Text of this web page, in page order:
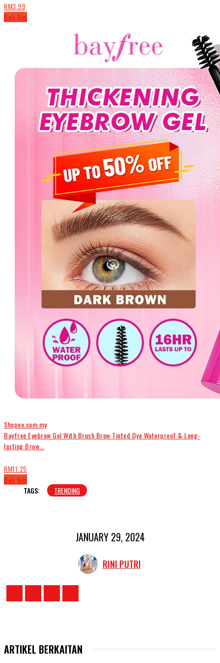
RM3.99
Beli Sini
Shopee.com.my
Bayfree Eyebrow Gel With Brush Brow Tinted Dye Waterproof & Long-
lasting Brow...
RM11.25
Beli Sini
TAGS:
TRENDING
JANUARY 29, 2024
RINI PUTRI
ARTIKEL BERKAITAN